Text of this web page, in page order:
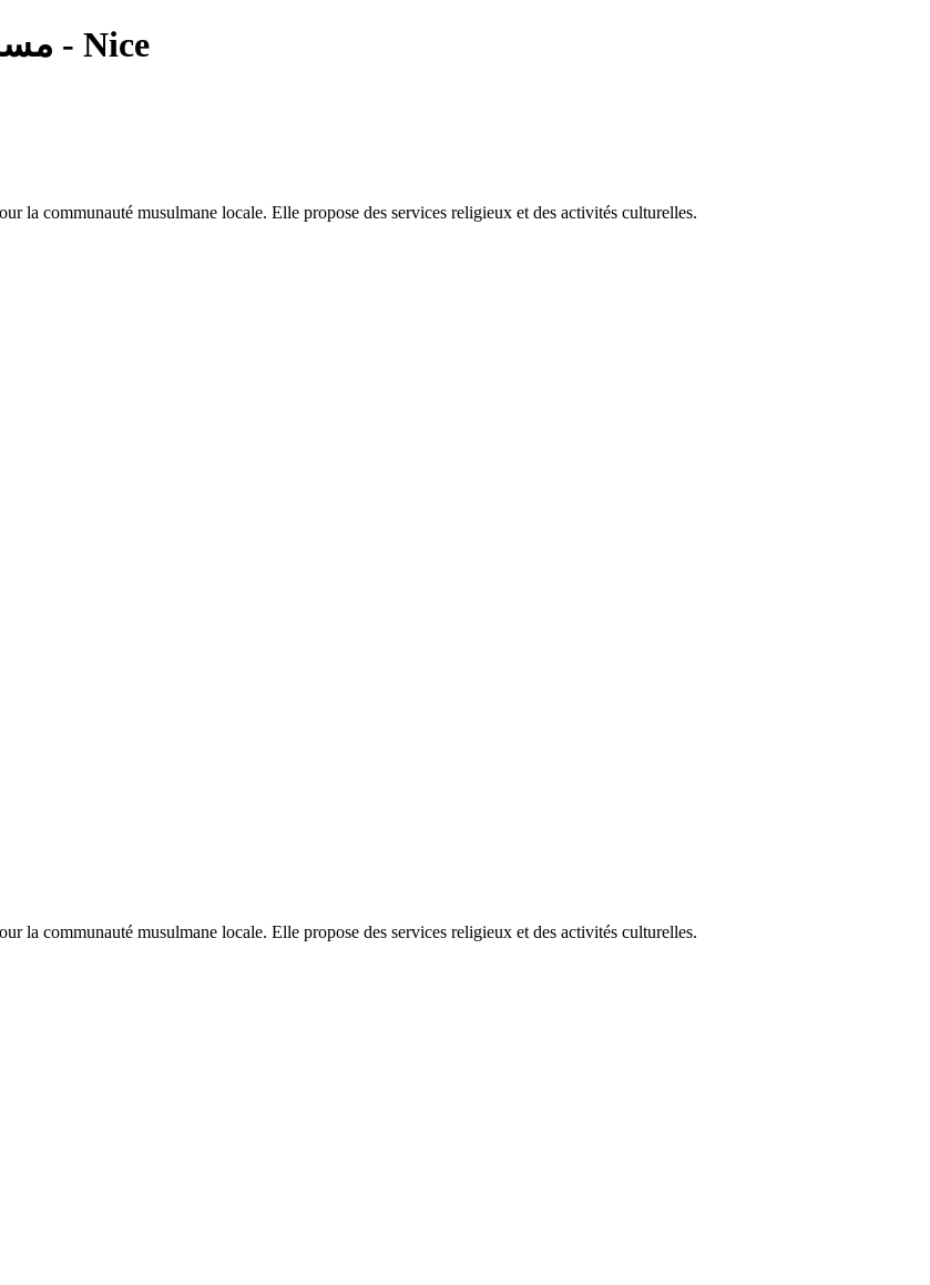
— مسجد الايمان 1 - Nice
la communauté musulmane locale. Elle propose des services religieux et des activités culturelles.
la communauté musulmane locale. Elle propose des services religieux et des activités culturelles.